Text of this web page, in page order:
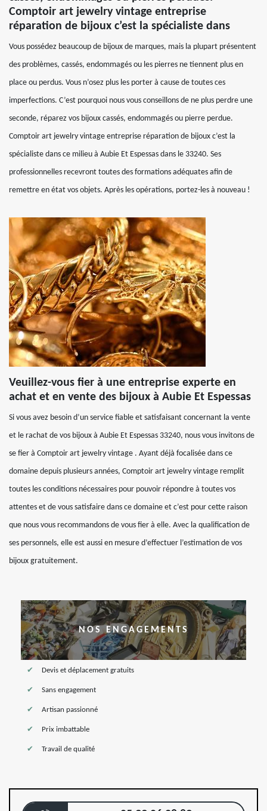
Comptoir art jewelry vintage entreprise
réparation de bijoux c’est la spécialiste dans
Vous possédez beaucoup de bijoux de marques, mais la plupart présentent
des problèmes, cassés, endommagés ou les pierres ne tiennent plus en
place ou perdus. Vous n’osez plus les porter à cause de toutes ces
imperfections. C’est pourquoi nous vous conseillons de ne plus perdre une
seconde, réparez vos bijoux cassés, endommagés ou pierre perdue.
Comptoir art jewelry vintage entreprise réparation de bijoux c’est la
spécialiste dans ce milieu à Aubie Et Espessas dans le 33240. Ses
professionnelles recevront toutes des formations adéquates afin de
remettre en état vos objets. Après les opérations, portez-les à nouveau !
Veuillez-vous fier à une entreprise experte en
achat et en vente des bijoux à Aubie Et Espessas
Si vous avez besoin d’un service fiable et satisfaisant concernant la vente
et le rachat de vos bijoux à Aubie Et Espessas 33240, nous vous invitons de
se fier à Comptoir art jewelry vintage . Ayant déjà focalisée dans ce
domaine depuis plusieurs années, Comptoir art jewelry vintage remplit
toutes les conditions nécessaires pour pouvoir répondre à toutes vos
attentes et de vous satisfaire dans ce domaine et c’est pour cette raison
que nous vous recommandons de vous fier à elle. Avec la qualification de
ses personnels, elle est aussi en mesure d’effectuer l’estimation de vos
bijoux gratuitement.
NOS ENGAGEMENTS
Devis et déplacement gratuits
Sans engagement
Artisan passionné
Prix imbattable
Travail de qualité